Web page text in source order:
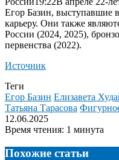
Егор Базин, выступавшие
карьеру. Они также
России (2024, 2025),
первенства (2022).
Источник
Теги
Егор Базин Елизавета
Татьяна Тарасова
12.06.2025
Время чтения: 1 минута
Похожие статьи